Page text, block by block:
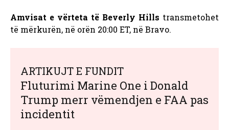
Amvisat e vërteta të Beverly Hills transmetohet
të mërkurën, në orën 20:00 ET, në Bravo.
ARTIKUJT E FUNDIT
Fluturimi Marine One i Donald
Trump merr vëmendjen e FAA pas
incidentit